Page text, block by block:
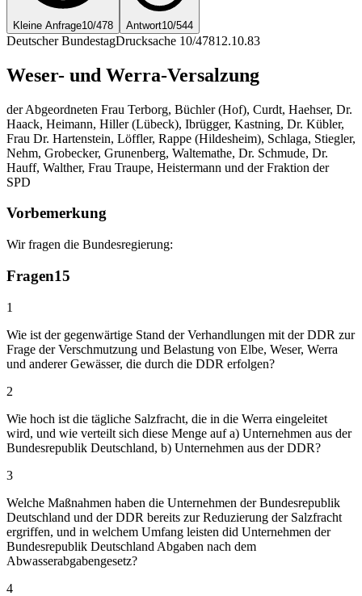
Kleine Anfrage10/478 Antwort10/544
Deutscher BundestagDrucksache 10/47812.10.83
Weser- und Werra-Versalzung
der Abgeordneten Frau Terborg, Büchler (Hof), Curdt, Haehser, Dr.
Haack, Heimann, Hiller (Lübeck), Ibrügger, Kastning, Dr. Kübler,
Frau Dr. Hartenstein, Löffler, Rappe (Hildesheim), Schlaga, Stiegler,
Nehm, Grobecker, Grunenberg, Waltemathe, Dr. Schmude, Dr.
Hauff, Walther, Frau Traupe, Heistermann und der Fraktion der
SPD
Vorbemerkung
Wir fragen die Bundesregierung:
Fragen15
1
Wie ist der gegenwärtige Stand der Verhandlungen mit der DDR zur
Frage der Verschmutzung und Belastung von Elbe, Weser, Werra
und anderer Gewässer, die durch die DDR erfolgen?
2
Wie hoch ist die tägliche Salzfracht, die in die Werra eingeleitet
wird, und wie verteilt sich diese Menge auf a) Unternehmen aus der
Bundesrepublik Deutschland, b) Unternehmen aus der DDR?
3
Welche Maßnahmen haben die Unternehmen der Bundesrepublik
Deutschland und der DDR bereits zur Reduzierung der Salzfracht
ergriffen, und in welchem Umfang leisten did Unternehmen der
Bundesrepublik Deutschland Abgaben nach dem
Abwasserabgabengesetz?
4